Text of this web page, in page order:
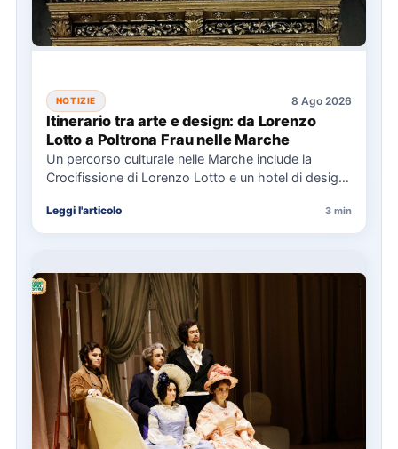
NOTIZIE 8 Ago 2026
Itinerario tra arte e design: da Lorenzo
Lotto a Poltrona Frau nelle Marche
Un percorso culturale nelle Marche include la
Crocifissione di Lorenzo Lotto e un hotel di design,
Leggi l'articolo 3 min